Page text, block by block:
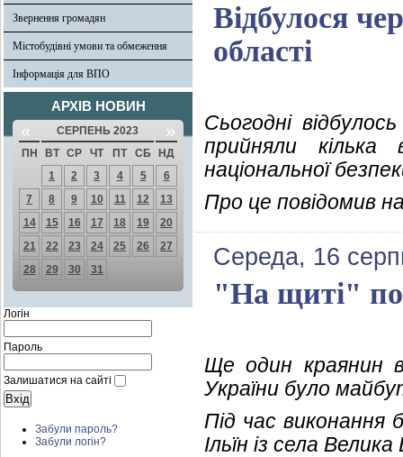
Звернення громадян
Містобудівні умови та обмеження
Інформація для ВПО
АРХІВ НОВИН
« СЕРПЕНЬ 2023 »
ПН ВТ СР ЧТ ПТ СБ
НД
1
2 3 4 5
6
7
8 9 10 11 12
13
14
15 16 17 18 19
20
21
22 23 24 25 26
27
28
29 30 31
Логін
Пароль
Залишатися на сайті
Забули пароль?
Забули логін?
Відбулося
області
Сьогодні
прийняли кілька
національної
Про це повідомив
Середа, 16
"На щиті"
Ще один краянин
України було
Під час виконання
Ільїн із села